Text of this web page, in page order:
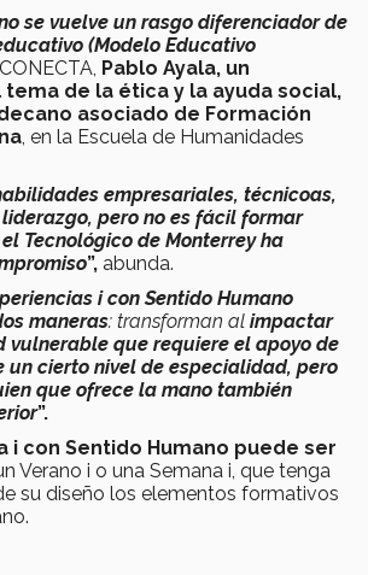
se vuelve un rasgo diferenciador de
(Modelo Educativo
Pablo Ayala, un
de la ética y la ayuda social,
ecano asociado de Formación
, en la Escuela de Humanidades
empresariales, técnicoas,
pero no es fácil formar
Tecnológico de Monterrey ha
”, abunda.
i con Sentido Humano
maneras: transforman al impactar
vulnerable que requiere el apoyo de
un cierto nivel de especialidad, pero
que ofrece la mano también
”.
i con Sentido Humano puede ser
Verano i o una Semana i, que tenga
su diseño los elementos formativos